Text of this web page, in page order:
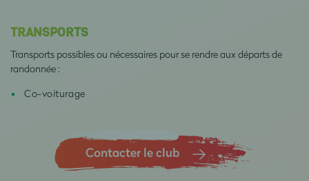
TRANSPORTS
Transports possibles ou nécessaires pour se rendre aux départs de
randonnée :
Co-voiturage
Contacter le club